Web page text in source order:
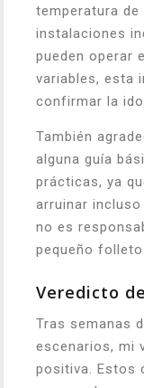
temperatura de
instalaciones
pueden operar
variables, esta
confirmar la
También
alguna guía
prácticas, ya
arruinar
no es
pequeño
Veredicto
Tras semanas
escenarios, mi
positiva. Estos